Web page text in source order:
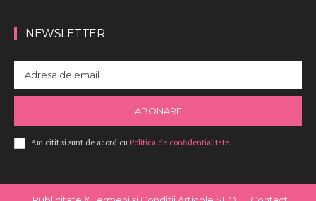
NEWSLETTER
ABONARE
Am citit si sunt de acord cu Politica de confidentialitate.